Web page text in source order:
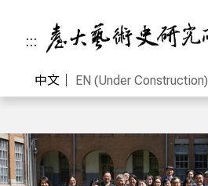
:::
中文｜ EN (Under Construction)